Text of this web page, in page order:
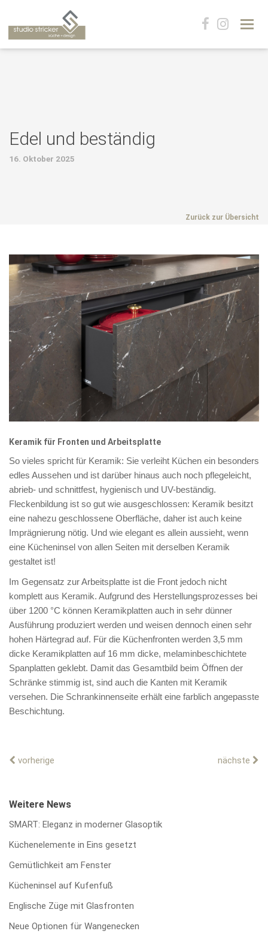
Zurück zur Übersicht
Edel und beständig
16. Oktober 2025
Keramik für Fronten und Arbeitsplatte
So vieles spricht für Keramik: Sie verleiht Küchen ein besonders
edles Aussehen und ist darüber hinaus auch noch pflegeleicht,
abrieb- und schnittfest, hygienisch und UV-beständig.
Fleckenbildung ist so gut wie ausgeschlossen: Keramik besitzt
eine nahezu geschlossene Oberfläche, daher ist auch keine
Imprägnierung nötig. Und wie elegant es allein aussieht, wenn
eine Kücheninsel von allen Seiten mit derselben Keramik
gestaltet ist!
Im Gegensatz zur Arbeitsplatte ist die Front jedoch nicht
komplett aus Keramik. Aufgrund des Herstellungsprozesses bei
über 1200 °C können Keramikplatten auch in sehr dünner
Ausführung produziert werden und weisen dennoch einen sehr
hohen Härtegrad auf. Für die Küchenfronten werden 3,5 mm
dicke Keramikplatten auf 16 mm dicke, melaminbeschichtete
Spanplatten geklebt. Damit das Gesamtbild beim Öffnen der
Schränke stimmig ist, sind auch die Kanten mit Keramik
versehen. Die Schrankinnenseite erhält eine farblich angepasste
Beschichtung.
vorherige nächste
Weitere News
SMART: Eleganz in moderner Glasoptik
Küchenelemente in Eins gesetzt
Gemütlichkeit am Fenster
Kücheninsel auf Kufenfuß
Englische Züge mit Glasfronten
Neue Optionen für Wangenecken